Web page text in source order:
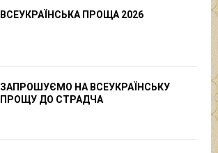
ВСЕУКРАЇНСЬКА ПРОЩА 2026
ЗАПРОШУЄМО НА ВСЕУКРАЇНСЬКУ
ПРОЩУ ДО СТРАДЧА